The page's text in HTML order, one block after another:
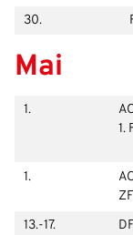
30.
Mai
1.
1.
1.
13.-17.